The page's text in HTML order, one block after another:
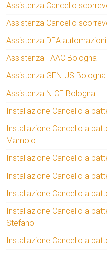
Assistenza Cancello
Assistenza Cancello
Assistenza DEA
Assistenza FAAC Bologna
Assistenza GENIUS Bologna
Assistenza NICE Bologna
Installazione Cancello a
Installazione Cancello a
Mamolo
Installazione Cancello a
Installazione Cancello a
Installazione Cancello a
Installazione Cancello a
Stefano
Installazione Cancello a